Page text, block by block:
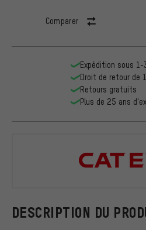
Comparer
DESCRIPTION DU
Expédition sous 1-
Droit de retour de
Retours gratuits
Plus de 25 ans